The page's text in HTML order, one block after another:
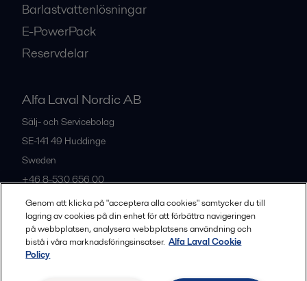
Barlastvattenlösningar
E-PowerPack
Reservdelar
Alfa Laval Nordic AB
Sälj- och Servicebolag
SE-141 49 Huddinge
Sweden
+46 8-530 656 00
Alla kontor och partners
Genom att klicka på "acceptera alla cookies" samtycker du till
lagring av cookies på din enhet för att förbättra navigeringen
på webbplatsen, analysera webbplatsens användning och
bistå i våra marknadsföringsinsatser. Alfa Laval Cookie
Policy